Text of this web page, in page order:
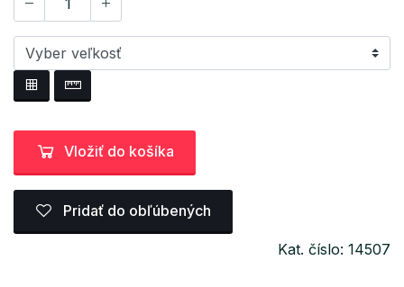
Vložiť do košíka
Pridať do obľúbených
Kat. číslo: 14507